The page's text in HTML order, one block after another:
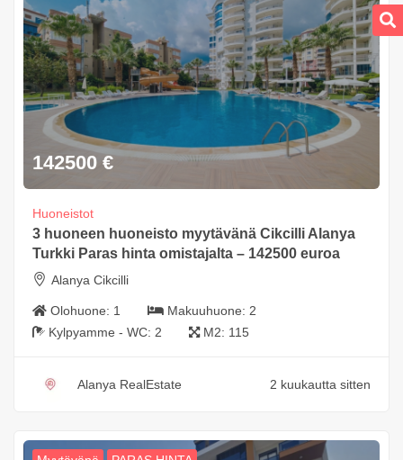
142500 €
Huoneistot
3 huoneen huoneisto myytävänä Cikcilli Alanya
Turkki Paras hinta omistajalta – 142500 euroa
Alanya Cikcilli
Olohuone: 1 Makuuhuone: 2
Kylpyamme - WC: 2 M2: 115
Alanya RealEstate 2 kuukautta sitten